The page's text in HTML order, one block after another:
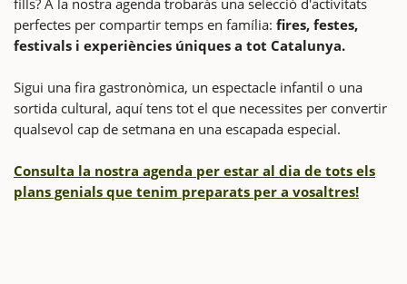
perfectes per compartir temps en família: fires, festes,
festivals i experiències úniques a tot Catalunya.
Sigui una fira gastronòmica, un espectacle infantil o una
sortida cultural, aquí tens tot el que necessites per convertir
qualsevol cap de setmana en una escapada especial.
Consulta la nostra agenda per estar al dia de tots els
plans genials que tenim preparats per a vosaltres!